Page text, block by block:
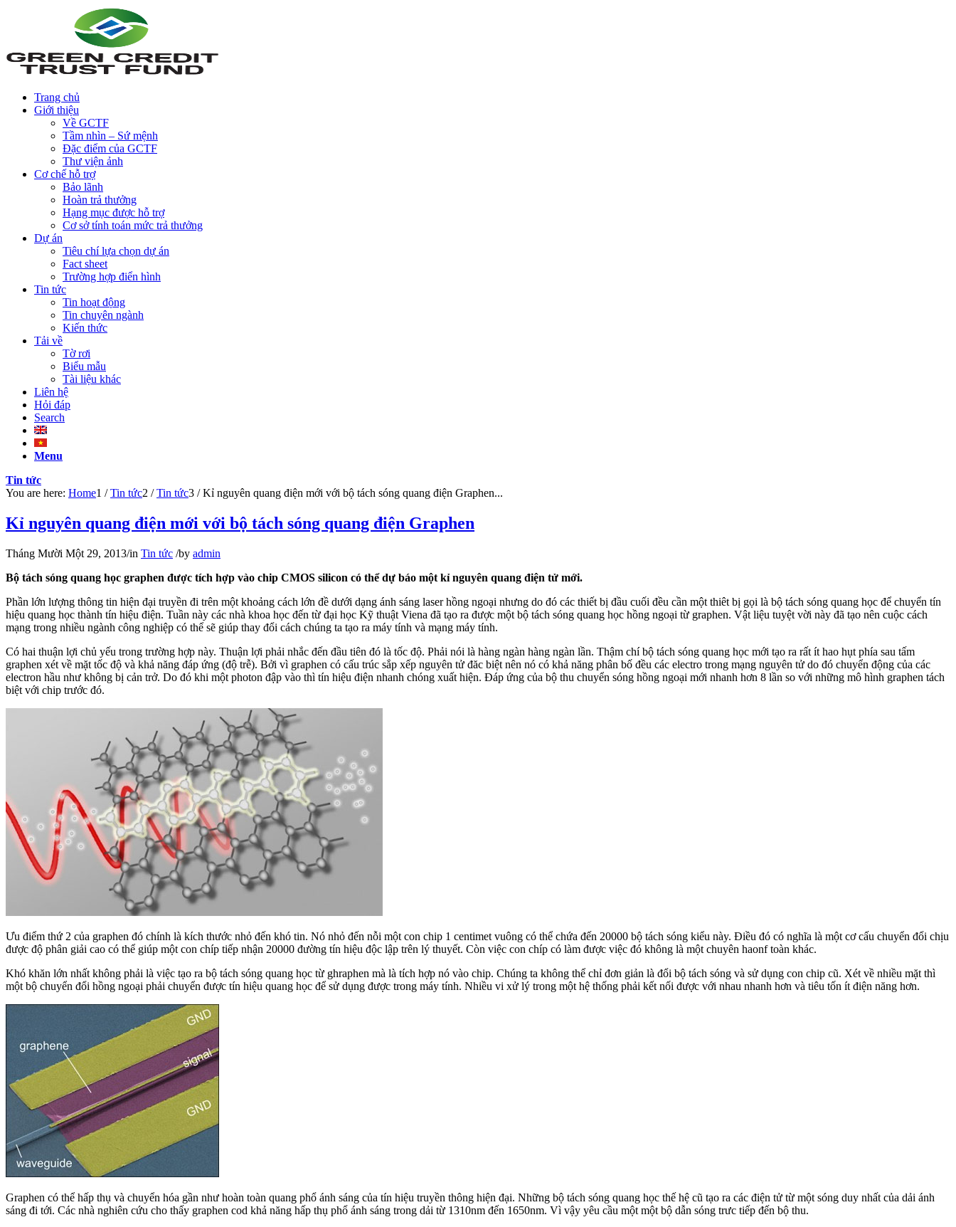
Trang chủ
Giới thiệu
Về GCTF
Tầm nhìn – Sứ mệnh
Đặc điểm của GCTF
Thư viện ảnh
Cơ chế hỗ trợ
Bảo lãnh
Hoàn trả thưởng
Hạng mục được hỗ trợ
Cơ sở tính toán mức trả thưởng
Dự án
Tiêu chí lựa chọn dự án
Fact sheet
Trường hợp điển hình
Tin tức
Tin hoạt động
Tin chuyên ngành
Kiến thức
Tải về
Tờ rơi
Biểu mẫu
Tài liệu khác
Liên hệ
Hỏi đáp
Search
Menu
Tin tức
You are here: Home1 / Tin tức2 / Tin tức3 / Kỉ nguyên quang điện mới với bộ tách sóng quang điện Graphen...
Kỉ nguyên quang điện mới với bộ tách sóng quang điện Graphen
Tháng Mười Một 29, 2013/in Tin tức /by admin
Bộ tách sóng quang học graphen được tích hợp vào chip CMOS silicon có thể dự báo một kỉ nguyên quang điện tử mới.
Phần lớn lượng thông tin hiện đại truyền đi trên một khoảng cách lớn đề dưới dạng ánh sáng laser hồng ngoại nhưng do đó các thiết bị đầu cuối đều cần một thiêt bị gọi là bộ tách sóng quang học để chuyển tín
hiệu quang học thành tín hiệu điện. Tuần này các nhà khoa học đến từ đại học Kỹ thuật Viena đã tạo ra được một bộ tách sóng quang học hồng ngoại từ graphen. Vật liệu tuyệt vời này đã tạo nên cuộc cách
mạng trong nhiều ngành công nghiệp có thể sẽ giúp thay đổi cách chúng ta tạo ra máy tính và mạng máy tính.
Có hai thuận lợi chủ yếu trong trường hợp này. Thuận lợi phải nhắc đến đầu tiên đó là tốc độ. Phải nói là hàng ngàn hàng ngàn lần. Thậm chí bộ tách sóng quang học mới tạo ra rất ít hao hụt phía sau tấm
graphen xét về mặt tốc độ và khả năng đáp ứng (độ trễ). Bởi vì graphen có cấu trúc sắp xếp nguyên tử đăc biệt nên nó có khả năng phân bố đều các electro trong mạng nguyên tử do đó chuyển động của các
electron hầu như không bị cản trở. Do đó khi một photon đập vào thì tín hiệu điện nhanh chóng xuất hiện. Đáp ứng của bộ thu chuyển sóng hồng ngoại mới nhanh hơn 8 lần so với những mô hình graphen tách
biệt với chip trước đó.
Ưu điểm thứ 2 của graphen đó chính là kích thước nhỏ đến khó tin. Nó nhỏ đến nỗi một con chip 1 centimet vuông có thể chứa đến 20000 bộ tách sóng kiểu này. Điều đó có nghĩa là một cơ cấu chuyển đổi chịu
được độ phân giải cao có thể giúp một con chíp tiếp nhận 20000 đường tín hiệu độc lập trên lý thuyết. Còn việc con chíp có làm được việc đó không là một chuyên haonf toàn khác.
Khó khăn lớn nhất không phải là việc tạo ra bộ tách sóng quang học từ ghraphen mà là tích hợp nó vào chip. Chúng ta không thể chỉ đơn giản là đổi bộ tách sóng và sử dụng con chip cũ. Xét về nhiều mặt thì
một bộ chuyển đổi hồng ngoại phải chuyển được tín hiệu quang học để sử dụng được trong máy tính. Nhiều vi xử lý trong một hệ thống phải kết nối được với nhau nhanh hơn và tiêu tốn ít điện năng hơn.
Graphen có thể hấp thụ và chuyển hóa gần như hoàn toàn quang phổ ánh sáng của tín hiệu truyền thông hiện đại. Những bộ tách sóng quang học thế hệ cũ tạo ra các điện tử từ một sóng duy nhất của dải ánh
sáng đi tới. Các nhà nghiên cứu cho thấy graphen cod khả năng hấp thụ phổ ánh sáng trong dải từ 1310nm đến 1650nm. Vì vậy yêu cầu một một bộ dẫn sóng trưc tiếp đến bộ thu.